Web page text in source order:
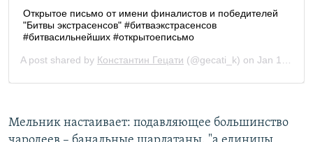
Мельник настаивает: подавляющее большинство